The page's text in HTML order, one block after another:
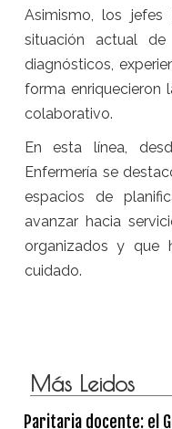
Asimismo, los jefes
situación actual de
diagnósticos,
forma enriquecieron
colaborativo.
En esta línea,
Enfermería se
espacios de
avanzar hacia
organizados y que
cuidado.
Más Leidos
Paritaria docente: el